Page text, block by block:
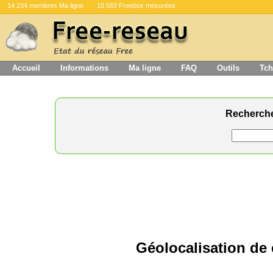
14 234 membres Ma ligne 15 563 Freebox mesurées
Accueil Informations Ma ligne FAQ Outils
Géolocalisation de